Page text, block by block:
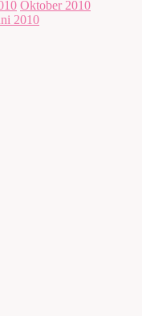
Oktober 2010
2010